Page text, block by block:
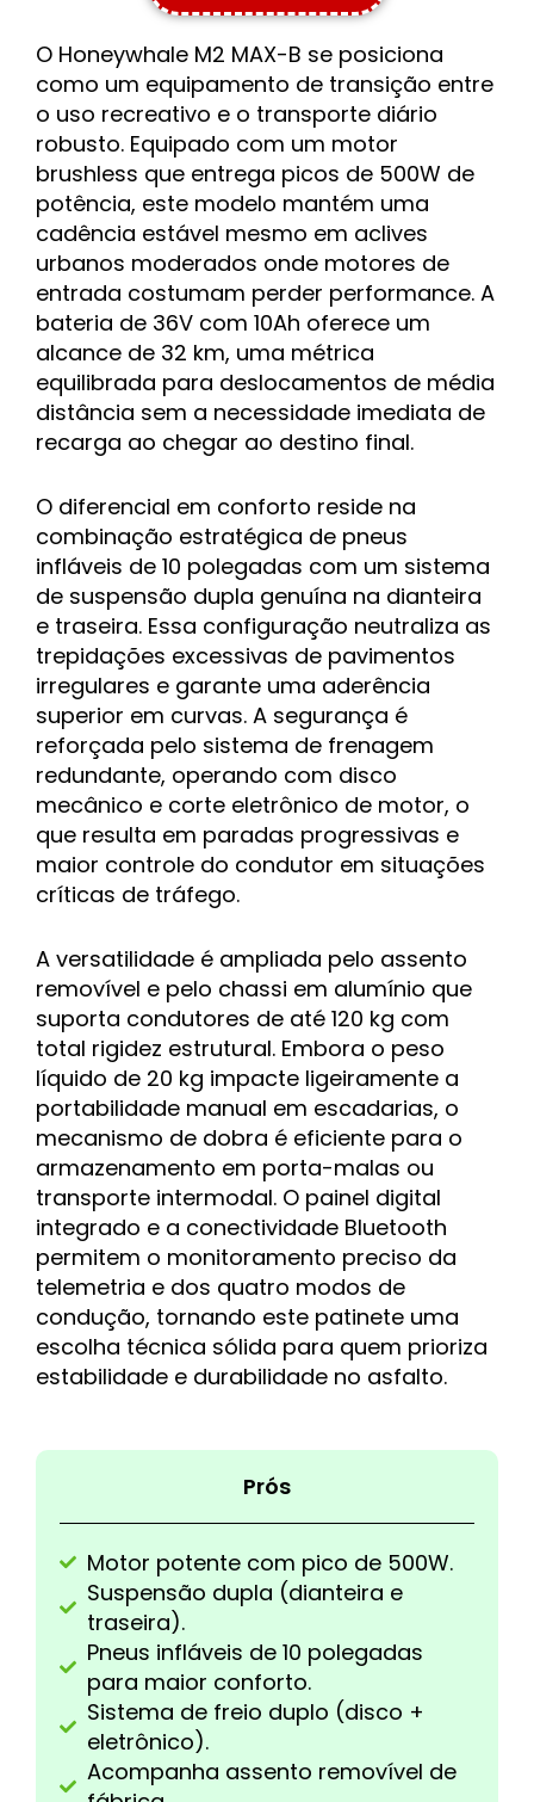
O Honeywhale M2 MAX-B se posiciona
como um equipamento de transição entre
o uso recreativo e o transporte diário
robusto. Equipado com um motor
brushless que entrega picos de 500W de
potência, este modelo mantém uma
cadência estável mesmo em aclives
urbanos moderados onde motores de
entrada costumam perder performance. A
bateria de 36V com 10Ah oferece um
alcance de 32 km, uma métrica
equilibrada para deslocamentos de média
distância sem a necessidade imediata de
recarga ao chegar ao destino final.
O diferencial em conforto reside na
combinação estratégica de pneus
infláveis de 10 polegadas com um sistema
de suspensão dupla genuína na dianteira
e traseira. Essa configuração neutraliza as
trepidações excessivas de pavimentos
irregulares e garante uma aderência
superior em curvas. A segurança é
reforçada pelo sistema de frenagem
redundante, operando com disco
mecânico e corte eletrônico de motor, o
que resulta em paradas progressivas e
maior controle do condutor em situações
críticas de tráfego.
A versatilidade é ampliada pelo assento
removível e pelo chassi em alumínio que
suporta condutores de até 120 kg com
total rigidez estrutural. Embora o peso
líquido de 20 kg impacte ligeiramente a
portabilidade manual em escadarias, o
mecanismo de dobra é eficiente para o
armazenamento em porta-malas ou
transporte intermodal. O painel digital
integrado e a conectividade Bluetooth
permitem o monitoramento preciso da
telemetria e dos quatro modos de
condução, tornando este patinete uma
escolha técnica sólida para quem prioriza
estabilidade e durabilidade no asfalto.
Prós
Motor potente com pico de 500W.
Suspensão dupla (dianteira e
traseira).
Pneus infláveis de 10 polegadas
para maior conforto.
Sistema de freio duplo (disco +
eletrônico).
Acompanha assento removível de